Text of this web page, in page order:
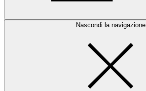
Nascondi la navigazione